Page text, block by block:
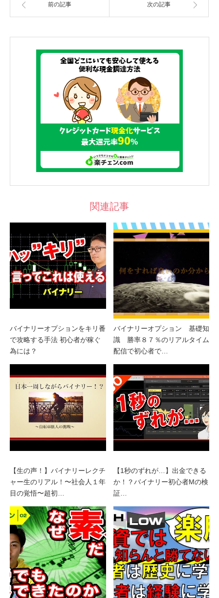
前の記事 次の記事
関連記事
バイナリーオプションをキリ番
で攻略する手法 初心者が稼ぐ
為には？
バイナリーオプション 基礎知
識 勝率８７％のリアルタイム
配信で初心者で…
【生の声！】バイナリーレクチ
ャー生のリアル！〜社会人１年
目の覚悟〜超初…
【1秒のずれが…】出金できる
か！？バイナリー初心者Mの検
証…